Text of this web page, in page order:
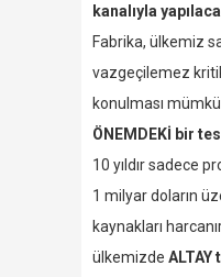
kanalıyla
Fabrika, ülkemiz
vazgeçilemez
konulması
ÖNEMDEKİ bir
10 yıldır sadece
1 milyar doların
kaynakları
ülkemizde ALTAY